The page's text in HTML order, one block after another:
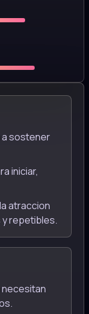
a sostener
iniciar,
atraccion
repetibles.
necesitan